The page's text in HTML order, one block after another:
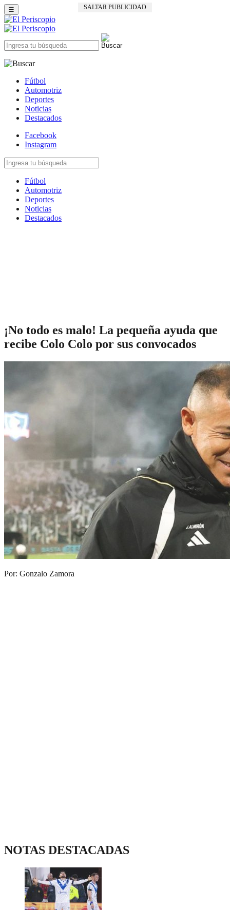
SALTAR PUBLICIDAD
☰
Fútbol
Automotriz
Deportes
Noticias
Destacados
Facebook
Instagram
Fútbol
Automotriz
Deportes
Noticias
Destacados
¡No todo es malo! La pequeña ayuda que
recibe Colo Colo por sus convocados
Por: Gonzalo Zamora
NOTAS DESTACADAS